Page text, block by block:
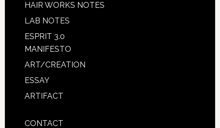
HAIR WORKS NOTES
LAB NOTES
ESPRIT 3.0
MANIFESTO
ART/CREATION
ESSAY
ARTIFACT
CONTACT